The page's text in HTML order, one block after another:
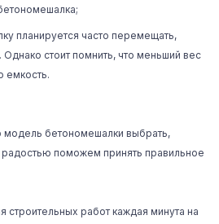
планируется часто перемещать,
стоит помнить, что меньший вес
емкость.
модель бетономешалки выбрать,
радостью поможем принять правильное
строительных работ каждая минута на